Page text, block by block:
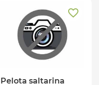
Pelota saltarina